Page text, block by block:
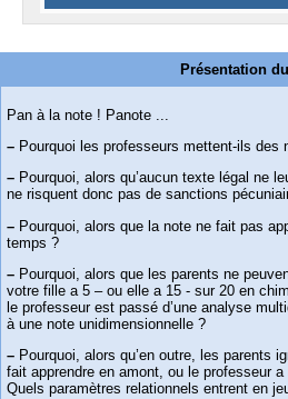
Présentation
Pan à la note ! Panote ...
– Pourquoi les professeurs mettent-ils des
– Pourquoi, alors qu’aucun texte légal ne
ne risquent donc pas de sanctions
– Pourquoi, alors que la note ne fait pas
temps ?
– Pourquoi, alors que les parents ne
votre fille a 5 – ou elle a 15 - sur 20 en
le professeur est passé d’une analyse
à une note unidimensionnelle ?
– Pourquoi, alors qu’en outre, les parents
fait apprendre en amont, ou le professeur
Quels paramètres relationnels entrent en